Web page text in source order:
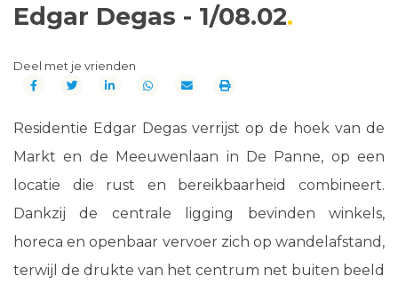
Edgar Degas - 1/08.02
Deel met je vrienden
Residentie Edgar Degas verrijst op de hoek van de
Markt en de Meeuwenlaan in De Panne, op een
locatie die rust en bereikbaarheid combineert.
Dankzij de centrale ligging bevinden winkels,
horeca en openbaar vervoer zich op wandelafstand,
terwijl de drukte van het centrum net buiten beeld